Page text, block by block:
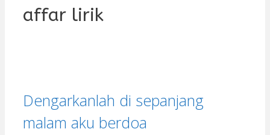
affar lirik
Dengarkanlah di sepanjang
malam aku berdoa